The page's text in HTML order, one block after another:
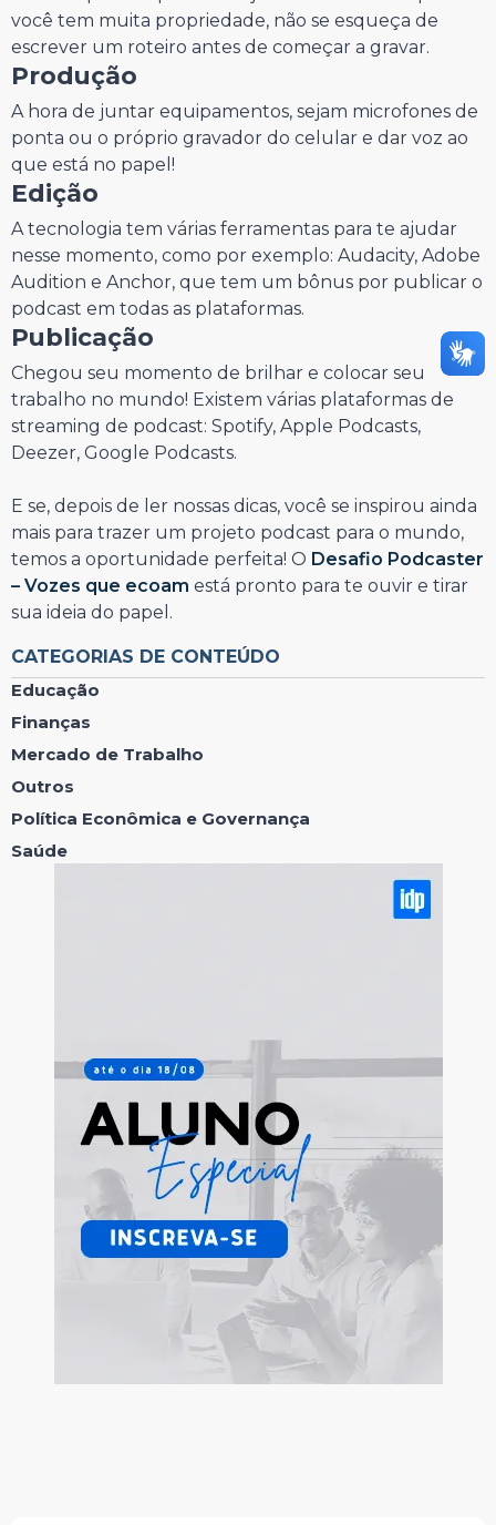
você tem muita propriedade, não se esqueça de
escrever um roteiro antes de começar a gravar.
Produção
A hora de juntar equipamentos, sejam microfones de
ponta ou o próprio gravador do celular e dar voz ao
que está no papel!
Edição
A tecnologia tem várias ferramentas para te ajudar
nesse momento, como por exemplo: Audacity, Adobe
Audition e Anchor, que tem um bônus por publicar o
podcast em todas as plataformas.
Publicação
Chegou seu momento de brilhar e colocar seu
trabalho no mundo! Existem várias plataformas de
streaming de podcast: Spotify, Apple Podcasts,
Deezer, Google Podcasts.
E se, depois de ler nossas dicas, você se inspirou ainda
mais para trazer um projeto podcast para o mundo,
temos a oportunidade perfeita! O Desafio Podcaster
– Vozes que ecoam está pronto para te ouvir e tirar
sua ideia do papel.
CATEGORIAS DE CONTEÚDO
Educação
Finanças
Mercado de Trabalho
Outros
Política Econômica e Governança
Saúde